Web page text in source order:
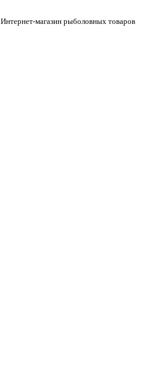
Интернет-магазин рыболовных товаров